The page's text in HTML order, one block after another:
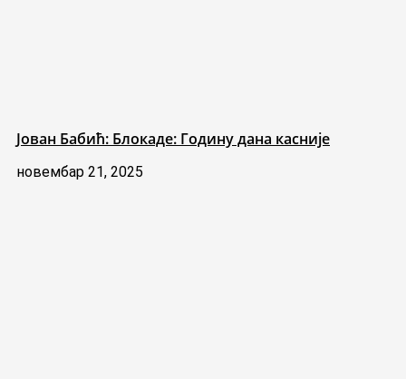
Јован Бабић: Блокаде: Годину дана касније
новембар 21, 2025